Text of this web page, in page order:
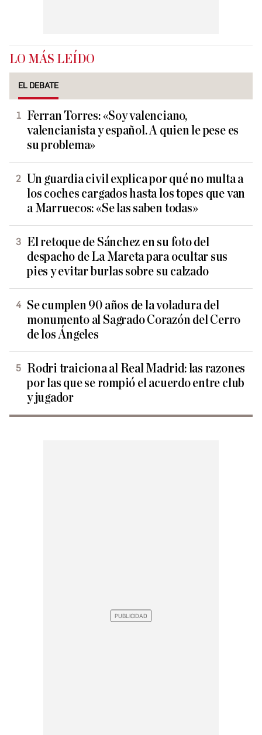
LO MÁS LEÍDO
EL DEBATE
Ferran Torres: «Soy valenciano,
valencianista y español. A quien le pese es
su problema»
Un guardia civil explica por qué no multa a
los coches cargados hasta los topes que van
a Marruecos: «Se las saben todas»
El retoque de Sánchez en su foto del
despacho de La Mareta para ocultar sus
pies y evitar burlas sobre su calzado
Se cumplen 90 años de la voladura del
monumento al Sagrado Corazón del Cerro
de los Ángeles
Rodri traiciona al Real Madrid: las razones
por las que se rompió el acuerdo entre club
y jugador